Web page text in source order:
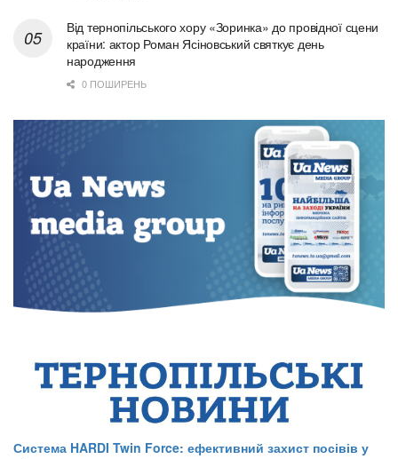
Від тернопільського хору «Зоринка» до провідної сцени
країни: актор Роман Ясіновський святкує день
народження
0 ПОШИРЕНЬ